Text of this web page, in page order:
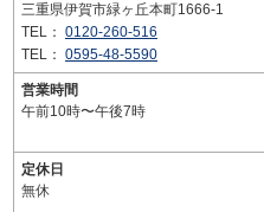
三重県伊賀市緑ヶ丘本町1666-1
TEL： 0120-260-516
TEL： 0595-48-5590
営業時間
午前10時〜午後7時
定休日
無休